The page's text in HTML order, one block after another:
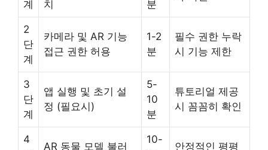
계
치
분
2
단
계
카메라 및 AR 기능
접근 권한 허용
1-2
분
필수 권한 누락
시 기능 제한
3
단
계
앱 실행 및 초기 설
정 (필요시)
5-
10
분
튜토리얼 제공
시 꼼꼼히 확인
4
AR 동물 모델 불러
10-
안정적인 평평